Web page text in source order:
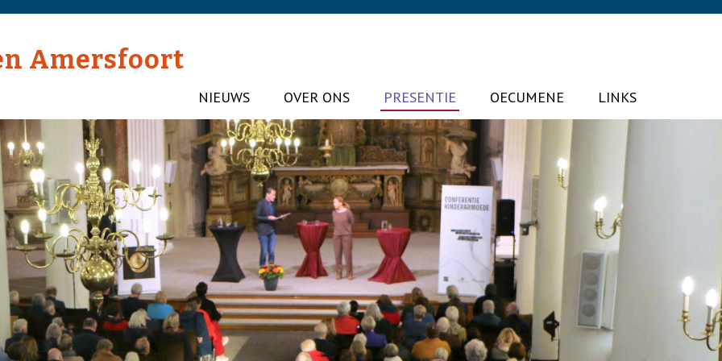
Amersfoort
NIEUWS OVER ONS PRESENTIE OECUMENE LINKS